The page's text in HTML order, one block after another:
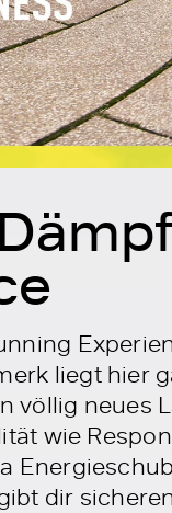
liegt hier
völlig neues
wie
dir